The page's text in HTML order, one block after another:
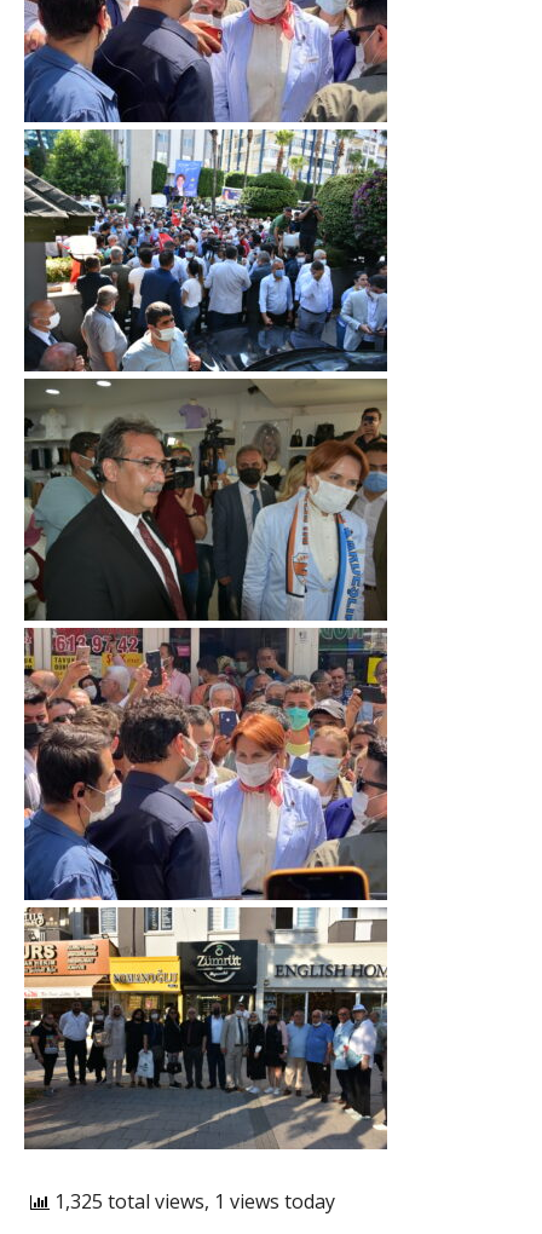
1,325 total views, 1 views today